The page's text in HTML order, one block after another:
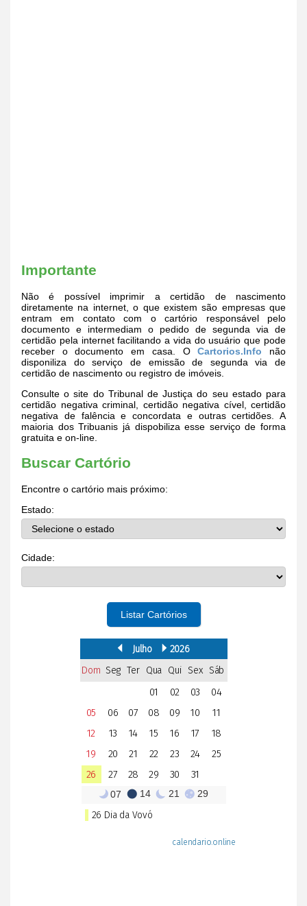
Importante
Não é possível imprimir a certidão de nascimento
diretamente na internet, o que existem são empresas que
entram em contato com o cartório responsável pelo
documento e intermediam o pedido de segunda via de
certidão pela internet facilitando a vida do usuário que pode
receber o documento em casa. OCartorios.Info não
disponiliza do serviço de emissão de segunda via de
certidão de nascimento ou registro de imóveis.
Consulte o site do Tribunal de Justiça do seu estado para
certidão negativa criminal, certidão negativa cível, certidão
negativa de falência e concordata e outras certidões. A
maioria dos Tribuanis já dispobiliza esse serviço de forma
gratuita e on-line.
Buscar Cartório
Encontre o cartório mais próximo:
Estado:
Cidade:
Listar Cartórios